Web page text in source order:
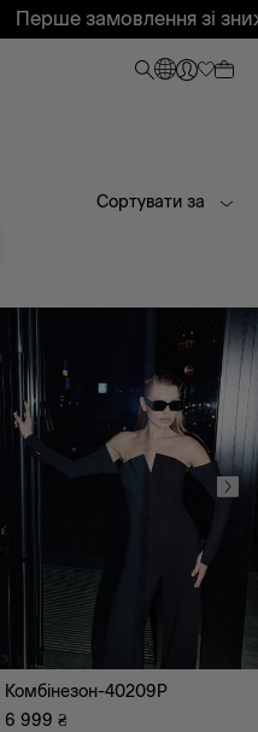
Перше замовлення зі
Сортувати за
Комбінезон-40209P
6 999 ₴